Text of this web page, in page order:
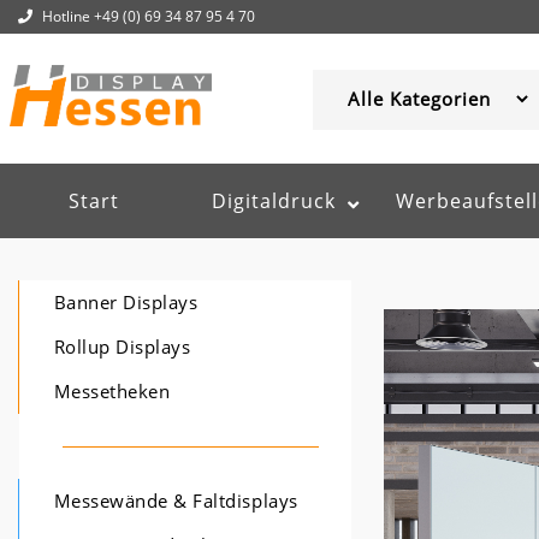
Hotline +49 (0) 69 34 87 95 4 70
Start Digitaldruck
Banner Displays
Rollup Displays
Messetheken
Messewände & Faltdisplays